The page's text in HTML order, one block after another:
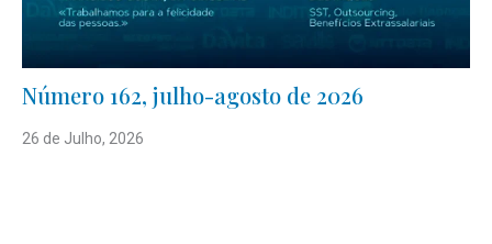
Número 162, julho-agosto de 2026
26 de Julho, 2026